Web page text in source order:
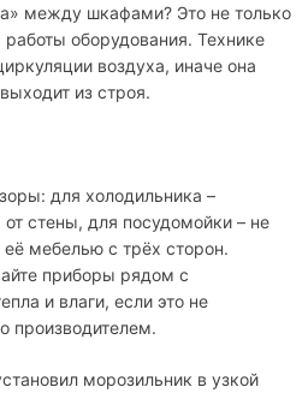
между шкафами? Это не только
оборудования. Технике
воздуха, иначе она
из строя.
для холодильника –
стены, для посудомойки – не
её мебелью с трёх сторон.
приборы рядом с
и влаги, если это не
производителем.
морозильник в узкой